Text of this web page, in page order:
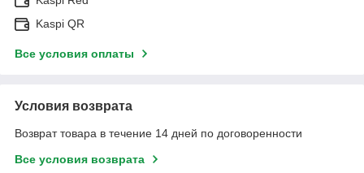
Kaspi QR
Все условия оплаты
Условия возврата
Возврат товара в течение 14 дней по договоренности
Все условия возврата